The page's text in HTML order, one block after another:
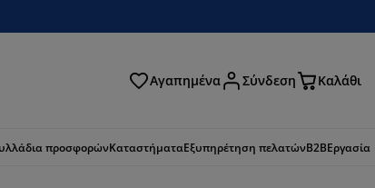
Αγαπημένα Σύνδεση Καλάθι
προσφορώνΚαταστήματαΕξυπηρέτηση πελατώνB2BΕργασία